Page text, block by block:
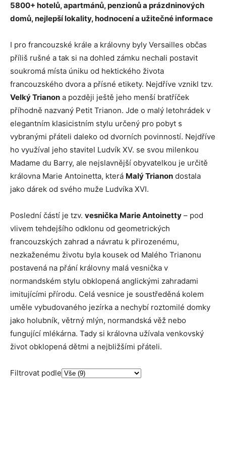
5800+ hotelů, apartmánů, penzionů a prázdninových
domů, nejlepší lokality, hodnocení a užitečné informace
I pro francouzské krále a královny byly Versailles občas
příliš rušné a tak si na dohled zámku nechali postavit
soukromá místa úniku od hektického života
francouzského dvora a přísné etikety. Nejdříve vznikl tzv.
Velký Trianon a později ještě jeho menší bratříček
příhodně nazvaný Petit Trianon. Jde o malý letohrádek v
elegantním klasicistním stylu určený pro pobyt s
vybranými přáteli daleko od dvorních povinností. Nejdříve
ho využíval jeho stavitel Ludvík XV. se svou milenkou
Madame du Barry, ale nejslavnější obyvatelkou je určitě
královna Marie Antoinetta, která Malý Trianon dostala
jako dárek od svého muže Ludvíka XVI.
Poslední částí je tzv. vesnička Marie Antoinetty – pod
vlivem tehdejšího odklonu od geometrických
francouzských zahrad a návratu k přirozenému,
nezkaženému životu byla kousek od Malého Trianonu
postavená na přání královny malá vesnička v
normandském stylu obklopená anglickými zahradami
imitujícími přírodu. Celá vesnice je soustředěná kolem
uměle vybudovaného jezírka a nechybí roztomilé domky
jako holubník, větrný mlýn, normandská věž nebo
fungující mlékárna. Tady si královna užívala venkovský
život obklopená dětmi a nejbližšími přáteli.
Filtrovat podle